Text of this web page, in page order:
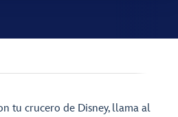
tu crucero de Disney, llama al